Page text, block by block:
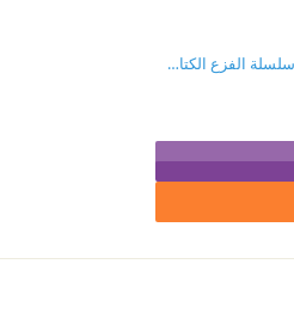
أشهر القتلة المتسلسلين في العالم- سلسلة الفزع الكتاب (2)